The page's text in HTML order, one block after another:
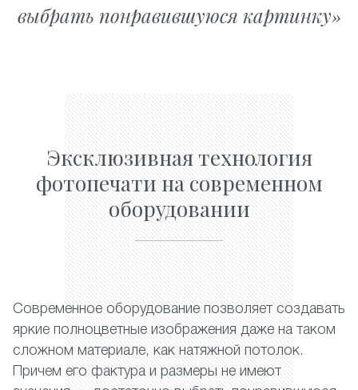
выбрать понравившуюся картинку
Эксклюзивная технология
фотопечати на современном
оборудовании
Современное оборудование позволяет создавать
яркие полноцветные изображения даже на таком
сложном материале, как натяжной потолок.
Причем его фактура и размеры не имеют